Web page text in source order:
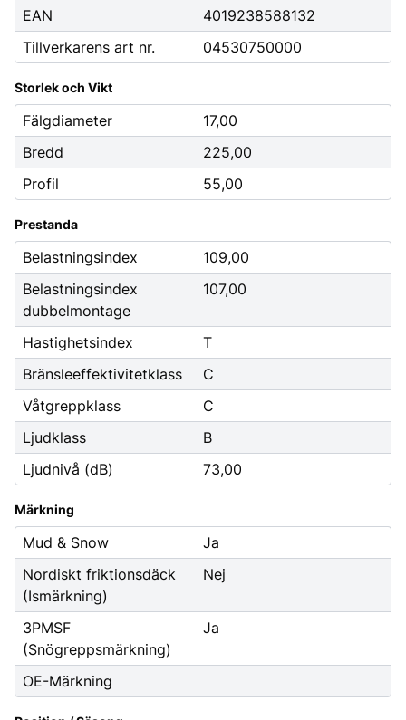
EAN
4019238588132
Tillverkarens art nr.
04530750000
Storlek och Vikt
Fälgdiameter
17,00
Bredd
225,00
Profil
55,00
Prestanda
Belastningsindex
109,00
Belastningsindex
dubbelmontage
107,00
Hastighetsindex
T
Bränsleeffektivitetklass
C
Våtgreppklass
C
Ljudklass
B
Ljudnivå (dB)
73,00
Märkning
Mud & Snow
Ja
Nordiskt friktionsdäck
(Ismärkning)
Nej
3PMSF
(Snögreppsmärkning)
Ja
OE-Märkning